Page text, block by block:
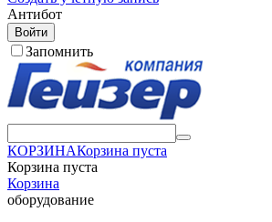
Антибот
Войти
Запомнить
КОРЗИНАКорзина пуста
Корзина пуста
Корзина
оборудование